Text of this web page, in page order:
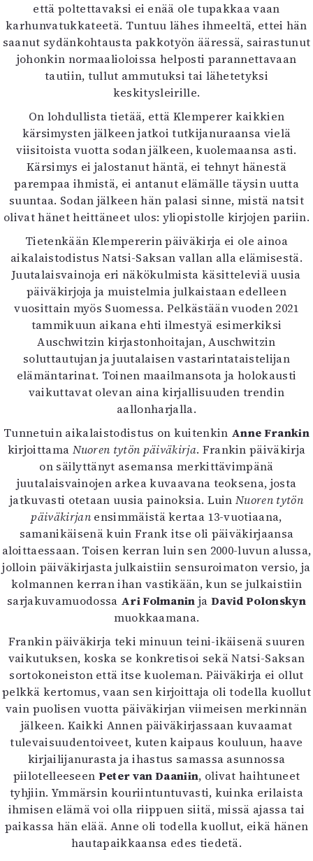
että poltettavaksi ei enää ole tupakkaa vaan
karhunvatukkateetä. Tuntuu lähes ihmeeltä, ettei hän
saanut sydänkohtausta pakkotyön ääressä, sairastunut
johonkin normaalioloissa helposti parannettavaan
tautiin, tullut ammutuksi tai lähetetyksi
keskitysleirille.
On lohdullista tietää, että Klemperer kaikkien
kärsimysten jälkeen jatkoi tutkijanuraansa vielä
viisitoista vuotta sodan jälkeen, kuolemaansa asti.
Kärsimys ei jalostanut häntä, ei tehnyt hänestä
parempaa ihmistä, ei antanut elämälle täysin uutta
suuntaa. Sodan jälkeen hän palasi sinne, mistä natsit
olivat hänet heittäneet ulos: yliopistolle kirjojen pariin.
Tietenkään Klempererin päiväkirja ei ole ainoa
aikalaistodistus Natsi-Saksan vallan alla elämisestä.
Juutalaisvainoja eri näkökulmista käsitteleviä uusia
päiväkirjoja ja muistelmia julkaistaan edelleen
vuosittain myös Suomessa. Pelkästään vuoden 2021
tammikuun aikana ehti ilmestyä esimerkiksi
Auschwitzin kirjastonhoitajan, Auschwitzin
soluttautujan ja juutalaisen vastarintataistelijan
elämäntarinat. Toinen maailmansota ja holokausti
vaikuttavat olevan aina kirjallisuuden trendin
aallonharjalla.
Tunnetuin aikalaistodistus on kuitenkin Anne Frankin
kirjoittama Nuoren tytön päiväkirja. Frankin päiväkirja
on säilyttänyt asemansa merkittävimpänä
juutalaisvainojen arkea kuvaavana teoksena, josta
jatkuvasti otetaan uusia painoksia. LuinNuoren tytön
päiväkirjanensimmäistä kertaa 13-vuotiaana,
samanikäisenä kuin Frank itse oli päiväkirjaansa
aloittaessaan. Toisen kerran luin sen 2000-luvun alussa,
jolloin päiväkirjasta julkaistiin sensuroimaton versio, ja
kolmannen kerran ihan vastikään, kun se julkaistiin
sarjakuvamuodossa Ari Folmanin jaDavid Polonskyn
muokkaamana.
Frankin päiväkirja teki minuun teini-ikäisenä suuren
vaikutuksen, koska se konkretisoi sekä Natsi-Saksan
sortokoneiston että itse kuoleman. Päiväkirja ei ollut
pelkkä kertomus, vaan sen kirjoittaja oli todella kuollut
vain puolisen vuotta päiväkirjan viimeisen merkinnän
jälkeen. Kaikki Annen päiväkirjassaan kuvaamat
tulevaisuudentoiveet, kuten kaipaus kouluun, haave
kirjailijanurasta ja ihastus samassa asunnossa
piilotelleeseen Peter van Daaniin, olivat haihtuneet
tyhjiin. Ymmärsin kouriintuntuvasti, kuinka erilaista
ihmisen elämä voi olla riippuen siitä, missä ajassa tai
paikassa hän elää. Anne oli todella kuollut, eikä hänen
hautapaikkaansa edes tiedetä.